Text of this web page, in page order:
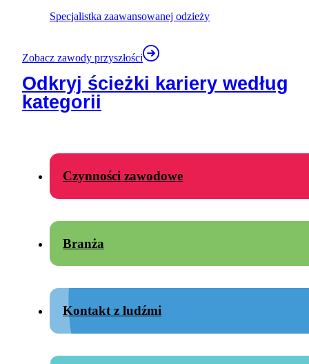
Specjalistka zaawansowanej odzieży
Zobacz zawody przyszłości
Odkryj ścieżki kariery według
kategorii
Czynności zawodowe
Branża
Kontakt z ludźmi